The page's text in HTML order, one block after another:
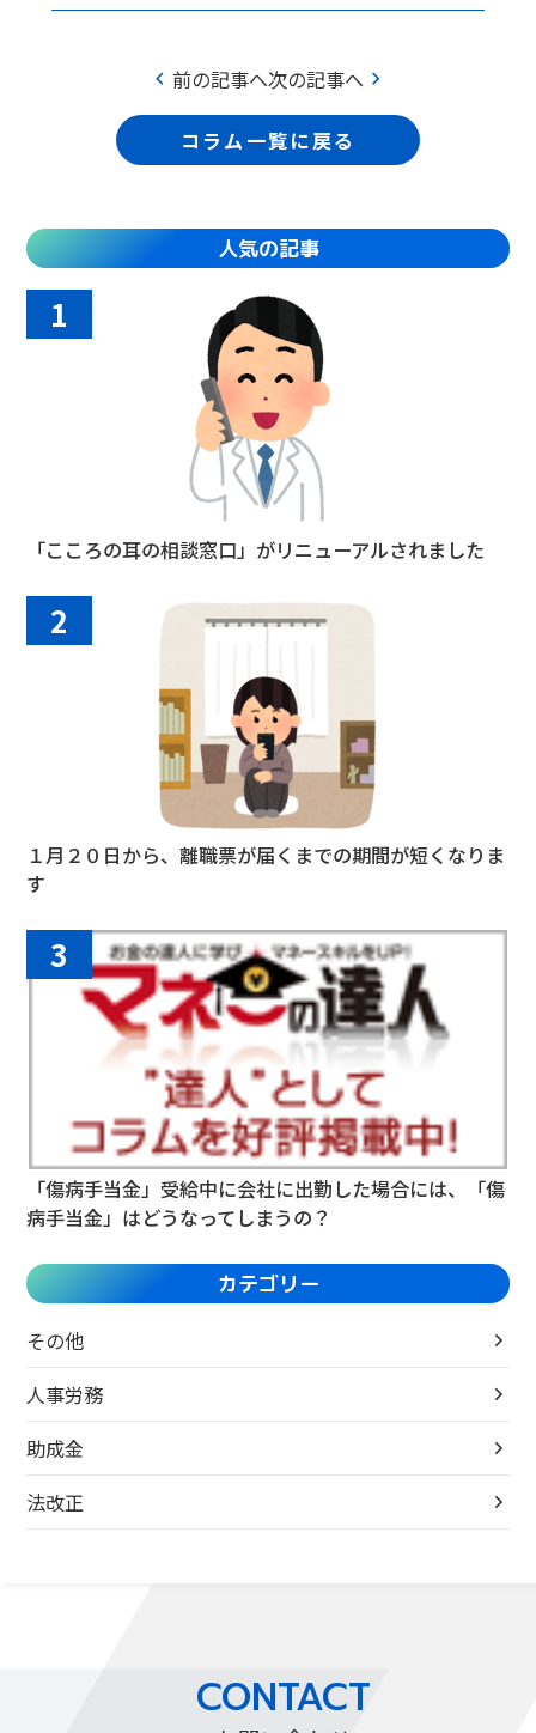
chevron_left 前の記事へ次の記事へ chevron_right
コラム一覧に戻る
人気の記事
1
「こころの耳の相談窓口」がリニューアルされました
2
１月２０日から、離職票が届くまでの期間が短くなりま
す
3
「傷病手当金」受給中に会社に出勤した場合には、「傷
病手当金」はどうなってしまうの？
カテゴリー
その他
人事労務
助成金
法改正
CONTACT